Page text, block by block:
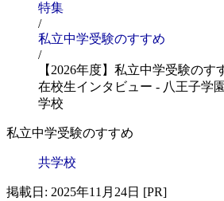
特集
/
私立中学受験のすすめ
/
【2026年度】私立中学受験のす
在校生インタビュー - 八王子学
学校
私立中学受験のすすめ
共学校
掲載日: 2025年11月24日 [PR]